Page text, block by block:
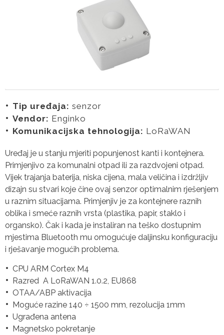
Tip uređaja: senzor
Vendor: Enginko
Komunikacijska tehnologija: LoRaWAN
Uređaj je u stanju mjeriti popunjenost kanti i kontejnera.
Primjenjivo za komunalni otpad ili za razdvojeni otpad.
Vijek trajanja baterija, niska cijena, mala veličina i izdržljiv
dizajn su stvari koje čine ovaj senzor optimalnim rješenjem
u raznim situacijama. Primjenjiv je za kontejnere raznih
oblika i smeće raznih vrsta (plastika, papir, staklo i
organsko). Čak i kada je instaliran na teško dostupnim
mjestima Bluetooth mu omogućuje daljinsku konfiguraciju
i rješavanje mogućih problema.
CPU ARM Cortex M4
Razred A LoRaWAN 1.0.2, EU868
OTAA/ABP aktivacija
Moguće razine 140 ÷ 1500 mm, rezolucija 1mm
Ugrađena antena
Magnetsko pokretanje